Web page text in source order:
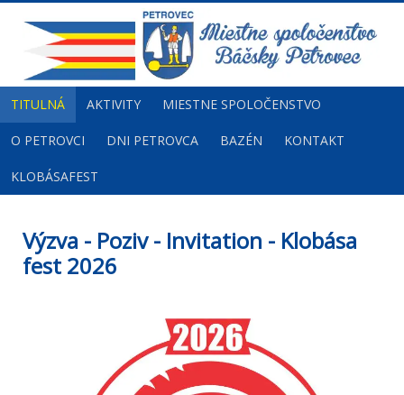
TITULNÁ AKTIVITY MIESTNE SPOLOČENSTVO
O PETROVCI DNI PETROVCA BAZÉN KONTAKT
KLOBÁSAFEST
Výzva - Poziv - Invitation - Klobása
fest 2026